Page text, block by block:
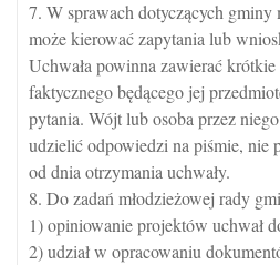
7. W sprawach dotyczących gminy
może kierować zapytania lub
Uchwała powinna zawierać
faktycznego będącego jej
pytania. Wójt lub osoba przez
udzielić odpowiedzi na piśmie, nie
od dnia otrzymania uchwały.
8. Do zadań młodzieżowej rady
1) opiniowanie projektów uchwał
2) udział w opracowaniu